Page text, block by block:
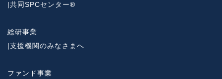
|共同SPCセンター®
総研事業
|支援機関のみなさまへ
ファンド事業